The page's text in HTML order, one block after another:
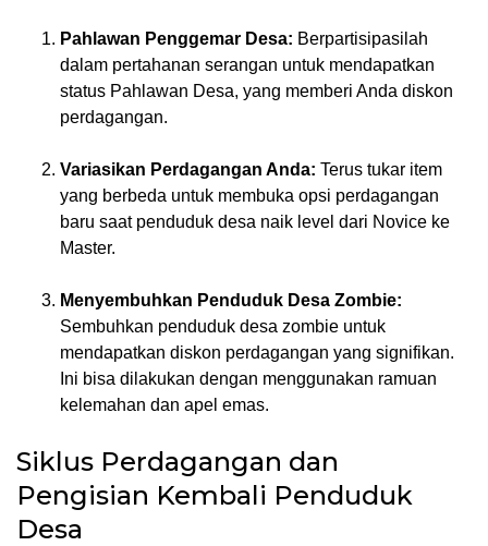
Pahlawan Penggemar Desa: Berpartisipasilah
dalam pertahanan serangan untuk mendapatkan
status Pahlawan Desa, yang memberi Anda diskon
perdagangan.
Variasikan Perdagangan Anda: Terus tukar item
yang berbeda untuk membuka opsi perdagangan
baru saat penduduk desa naik level dari Novice ke
Master.
Menyembuhkan Penduduk Desa Zombie:
Sembuhkan penduduk desa zombie untuk
mendapatkan diskon perdagangan yang signifikan.
Ini bisa dilakukan dengan menggunakan ramuan
kelemahan dan apel emas.
Siklus Perdagangan dan
Pengisian Kembali Penduduk
Desa